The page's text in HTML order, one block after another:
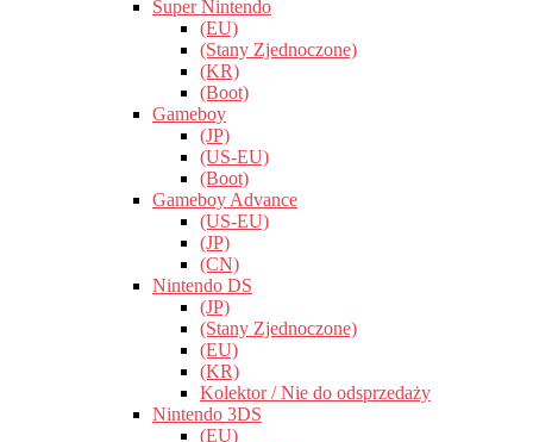
Super Nintendo
(EU)
(Stany Zjednoczone)
(KR)
(Boot)
Gameboy
(JP)
(US-EU)
(Boot)
Gameboy Advance
(US-EU)
(JP)
(CN)
Nintendo DS
(JP)
(Stany Zjednoczone)
(EU)
(KR)
Kolektor / Nie do odsprzedaży
Nintendo 3DS
(EU)